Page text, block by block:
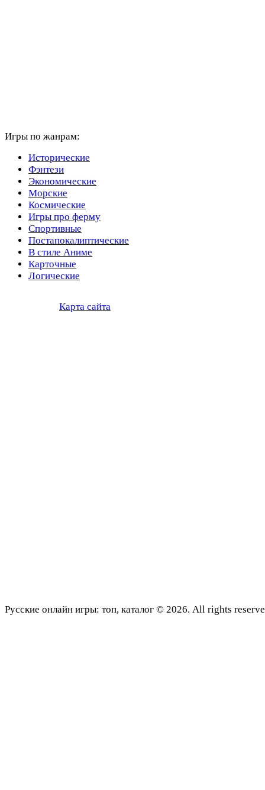
Игры по жанрам:
Исторические
Фэнтези
Экономические
Морские
Космические
Игры про ферму
Спортивные
Постапокалиптические
В стиле Аниме
Карточные
Логические
Карта сайта
Русские онлайн игры: топ, каталог © 2026. All rights